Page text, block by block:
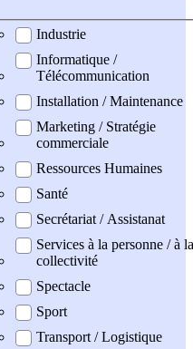
Industrie
Informatique /
Télécommunication
Installation / Maintenance
Marketing / Stratégie
commerciale
Ressources Humaines
Santé
Secrétariat / Assistanat
Services à la personne / à la
collectivité
Spectacle
Sport
Transport / Logistique